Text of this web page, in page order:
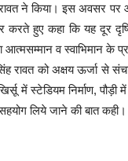
ने किया। इस अवसर पर
करते हुए कहा कि यह दूर
आत्मसम्मान व स्वाभिमान के
रावत को अक्षय ऊर्जा से
में स्टेडियम निर्माण,
लिये जाने की बात कही।